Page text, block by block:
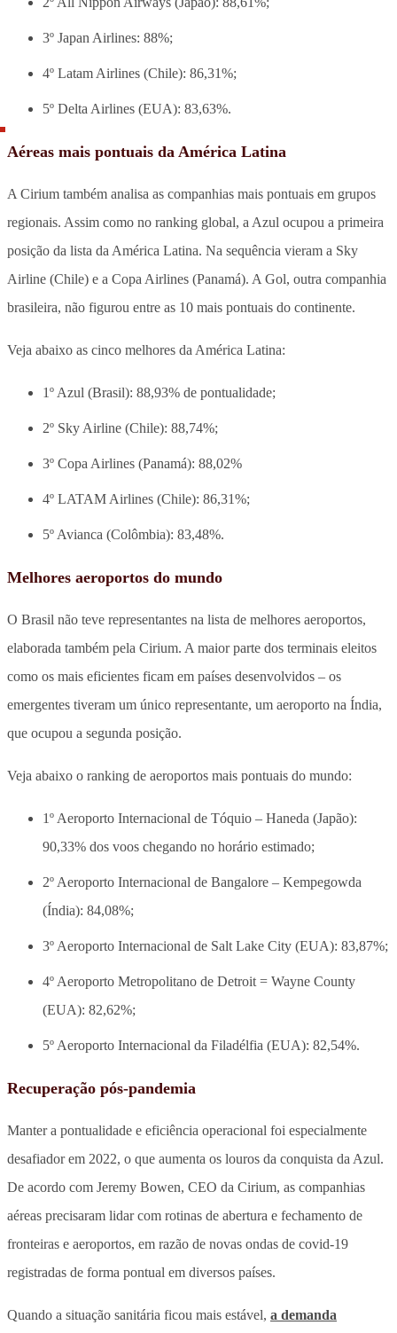
3º Japan Airlines: 88%;
4º Latam Airlines (Chile): 86,31%;
5º Delta Airlines (EUA): 83,63%.
Aéreas mais pontuais da América Latina
A Cirium também analisa as companhias mais pontuais em grupos
regionais. Assim como no ranking global, a Azul ocupou a primeira
posição da lista da América Latina. Na sequência vieram a Sky
Airline (Chile) e a Copa Airlines (Panamá). A Gol, outra companhia
brasileira, não figurou entre as 10 mais pontuais do continente.
Veja abaixo as cinco melhores da América Latina:
1º Azul (Brasil): 88,93% de pontualidade;
2º Sky Airline (Chile): 88,74%;
3º Copa Airlines (Panamá): 88,02%
4º LATAM Airlines (Chile): 86,31%;
5º Avianca (Colômbia): 83,48%.
Melhores aeroportos do mundo
O Brasil não teve representantes na lista de melhores aeroportos,
elaborada também pela Cirium. A maior parte dos terminais eleitos
como os mais eficientes ficam em países desenvolvidos – os
emergentes tiveram um único representante, um aeroporto na Índia,
que ocupou a segunda posição.
Veja abaixo o ranking de aeroportos mais pontuais do mundo:
1º Aeroporto Internacional de Tóquio – Haneda (Japão):
90,33% dos voos chegando no horário estimado;
2º Aeroporto Internacional de Bangalore – Kempegowda
(Índia): 84,08%;
3º Aeroporto Internacional de Salt Lake City (EUA): 83,87%;
4º Aeroporto Metropolitano de Detroit = Wayne County
(EUA): 82,62%;
5º Aeroporto Internacional da Filadélfia (EUA): 82,54%.
Recuperação pós-pandemia
Manter a pontualidade e eficiência operacional foi especialmente
desafiador em 2022, o que aumenta os louros da conquista da Azul.
De acordo com Jeremy Bowen, CEO da Cirium, as companhias
aéreas precisaram lidar com rotinas de abertura e fechamento de
fronteiras e aeroportos, em razão de novas ondas de covid-19
registradas de forma pontual em diversos países.
Quando a situação sanitária ficou mais estável, a demanda